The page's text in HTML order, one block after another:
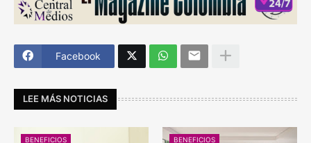
Facebook
LEE MÁS NOTICIAS
BENEFICIOS BENEFICIOS